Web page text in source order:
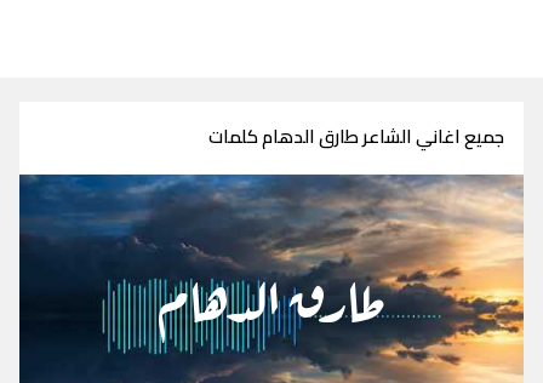
جميع اغاني الشاعر طارق الدهام كلمات
طارق الدهام